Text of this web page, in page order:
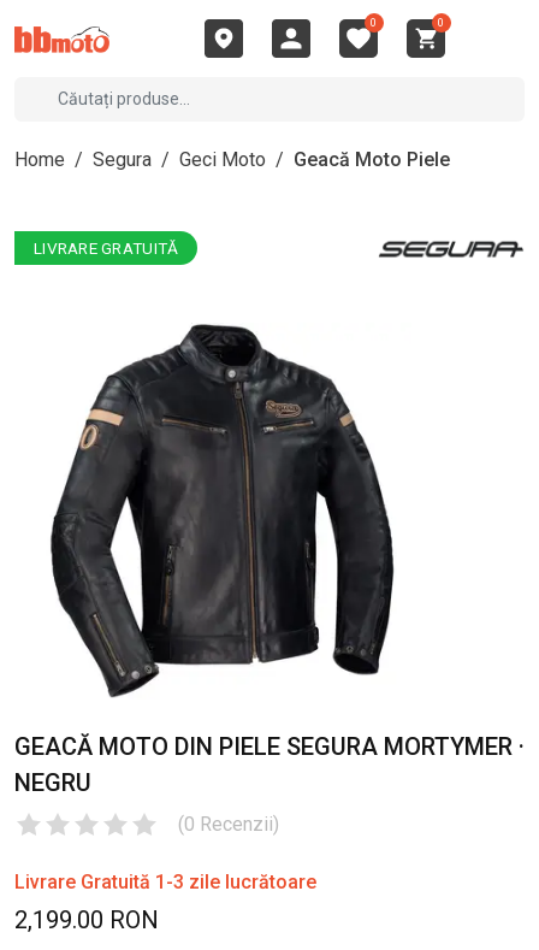
0 0
Home / Segura / Geci Moto / Geacă Moto Piele
LIVRARE GRATUITĂ
GEACĂ MOTO DIN PIELE SEGURA MORTYMER ·
NEGRU
(0 Recenzii)
Livrare Gratuită 1-3 zile lucrătoare
2,199.00 RON